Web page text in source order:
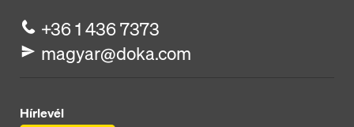
+36 1 436 7373
magyar@doka.com
Hírlevél